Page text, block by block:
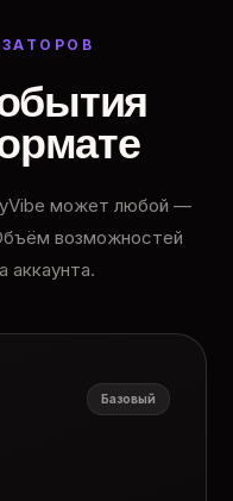
может любой —
возможностей
аккаунта.
Базовый